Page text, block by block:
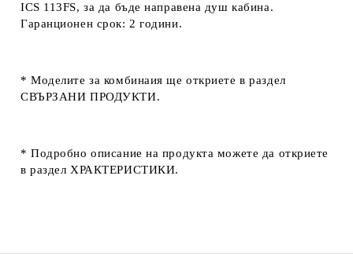
ICS 113FS, за да бъде направена душ кабина.
Гаранционен срок: 2 години.
* Моделите за комбинаия ще откриете в раздел
СВЪРЗАНИ ПРОДУКТИ.
* Подробно описание на продукта можете да откриете
в раздел ХРАКТЕРИСТИКИ.